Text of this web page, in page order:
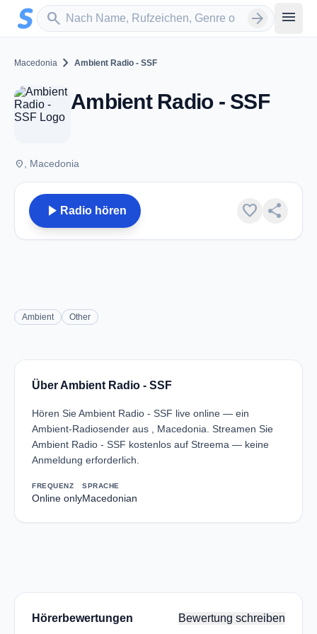
Zum Hauptinhalt springen
search
Sender suchen arrow_forward menu
Macedonia chevron_right Ambient Radio - SSF
Ambient Radio - SSF
place , Macedonia
play_arrow Radio hören favorite share
Ambient Other
Über Ambient Radio - SSF
Hören Sie Ambient Radio - SSF live online — ein
Ambient-Radiosender aus , Macedonia. Streamen Sie
Ambient Radio - SSF kostenlos auf Streema — keine
Anmeldung erforderlich.
FREQUENZ
Online only
SPRACHE
Macedonian
Hörerbewertungen Bewertung schreiben